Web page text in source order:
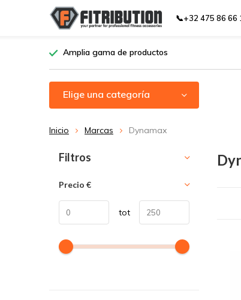
📞+32 475 86 66
Amplia gama de productos
Elige una categoría
Inicio Marcas Dynamax
Ordenar por:
Filtros
Precio €
tot